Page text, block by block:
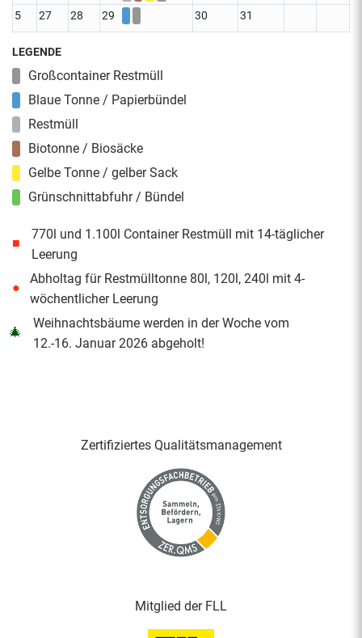
5 27 28 29 30 31
LEGENDE
Großcontainer Restmüll
Blaue Tonne / Papierbündel
Restmüll
Biotonne / Biosäcke
Gelbe Tonne / gelber Sack
Grünschnittabfuhr / Bündel
■
770l und 1.100l Container Restmüll mit 14-täglicher
Leerung
●
Abholtag für Restmülltonne 80l, 120l, 240l mit 4-
wöchentlicher Leerung
🎄
Weihnachtsbäume werden in der Woche vom
12.-16. Januar 2026 abgeholt!
Zertifiziertes Qualitäts­management
Mitglied der FLL